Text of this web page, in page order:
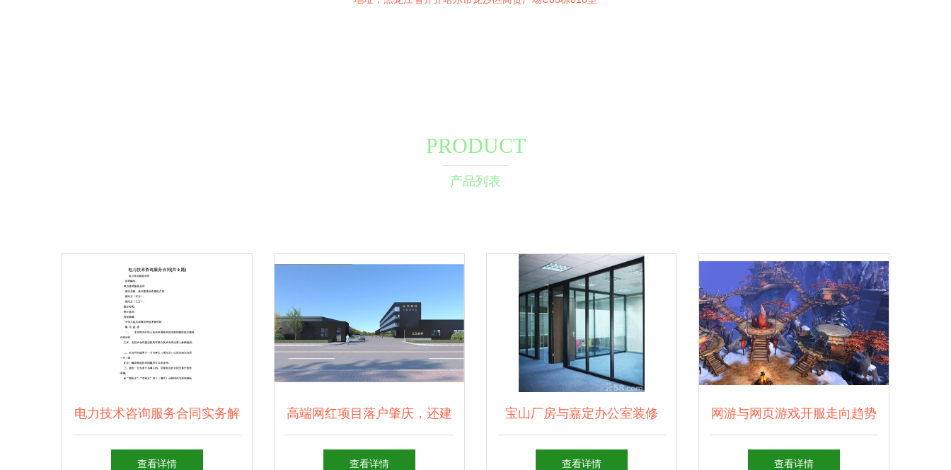
PRODUCT
产品列表
电力技术咨询服务合同实务解
析与要点指南
查看详情
高端网红项目落户肇庆，还建
区域总部 肇庆凭什么这么“圈
查看详情
宝山厂房与嘉定办公室装修
技术咨询的关键作用
查看详情
网游与网页游戏开服走向趋势
掌握导向行前指南视角视角实
查看详情